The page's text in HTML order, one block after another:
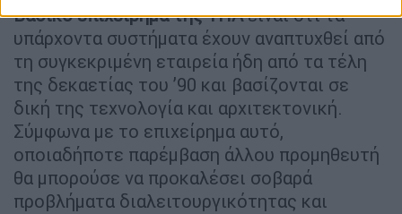
Βασικό επιχείρημα της ΥΠΑείναι ότι τα
υπάρχοντα συστήματα έχουν αναπτυχθεί από
τη συγκεκριμένη εταιρεία ήδη από τα τέλη
της δεκαετίας του ’90 και βασίζονται σε
δική της τεχνολογία και αρχιτεκτονική.
Σύμφωνα με το επιχείρημα αυτό,
οποιαδήποτε παρέμβαση άλλου προμηθευτή
θα μπορούσε να προκαλέσει σοβαρά
προβλήματα διαλειτουργικότητας και